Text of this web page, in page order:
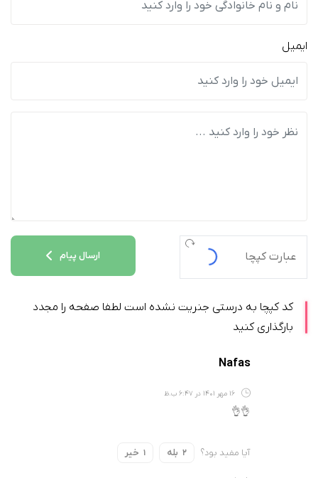
ایمیل
ارسال پیام
کد کپچا به درستی جنریت نشده است لطفا صفحه را مجدد
بارگذاری کنید
Nafas
16 مهر 1401 در 6:47 ب.ظ
👌👌
آیا مفید بود؟ 2 بله 1 خیر